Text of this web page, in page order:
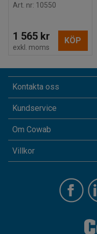
Art. nr: 10550
1 565 kr
exkl. moms
KÖP
Kontakta oss
Kundservice
Om Cowab
Villkor